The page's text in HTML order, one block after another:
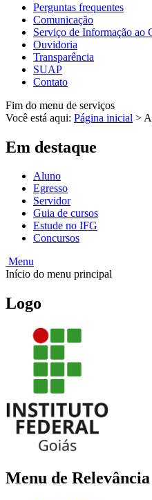
Perguntas frequentes
Comunicação
Serviço de Informação ao
Ouvidoria
Transparência
SUAP
Contato
Fim do menu de serviços
Você está aqui: Página inicial >
Em destaque
Aluno
Egresso
Servidor
Guia de cursos
Estude no IFG
Concursos
Menu
Início do menu principal
Logo
Menu de Relevância